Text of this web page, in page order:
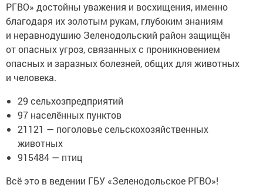
РГВО» достойны уважения и восхищения, именно
благодаря их золотым рукам, глубоким знаниям
и неравнодушию Зеленодольский район защищён
от опасных угроз, связанных с проникновением
опасных и заразных болезней, общих для животных
и человека.
29 сельхозпредприятий
97 населённых пунктов
21121 — поголовье сельскохозяйственных
животных
915484 — птиц
Всё это в ведении ГБУ «Зеленодольское РГВО»!